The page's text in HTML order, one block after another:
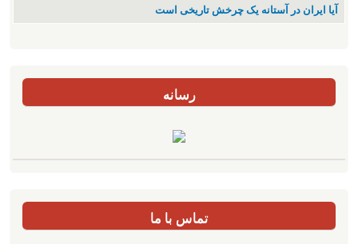
آیا ایران در آستانه یک چرخش تاریخی است
رسانه
تماس با ما